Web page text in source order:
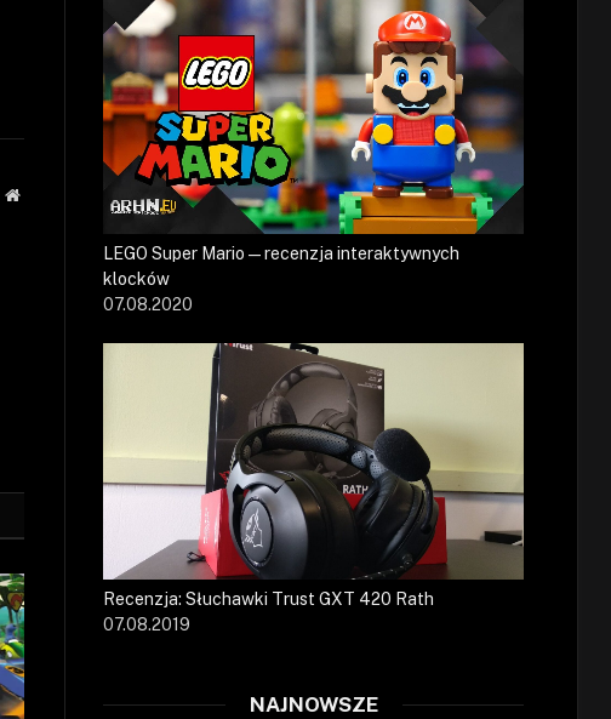
Strona
LEGO Super Mario — recenzja interaktywnych
klocków
07.08.2020
Recenzja: Słuchawki Trust GXT 420 Rath
07.08.2019
NAJNOWSZE